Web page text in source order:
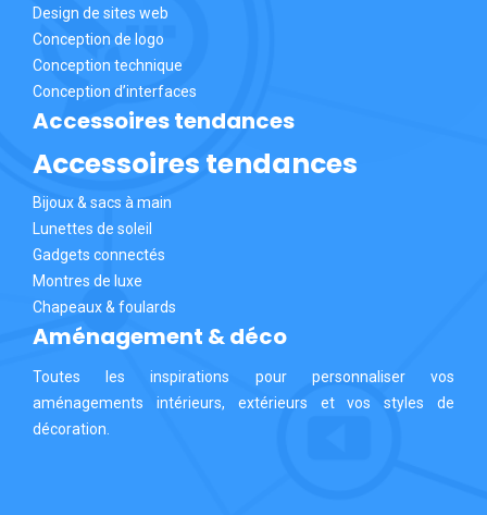
Design de sites web
Conception de logo
Conception technique
Conception d’interfaces
Accessoires tendances
Accessoires tendances
Bijoux & sacs à main
Lunettes de soleil
Gadgets connectés
Montres de luxe
Chapeaux & foulards
Aménagement & déco
Toutes les inspirations pour personnaliser vos
aménagements intérieurs, extérieurs et vos styles de
décoration.